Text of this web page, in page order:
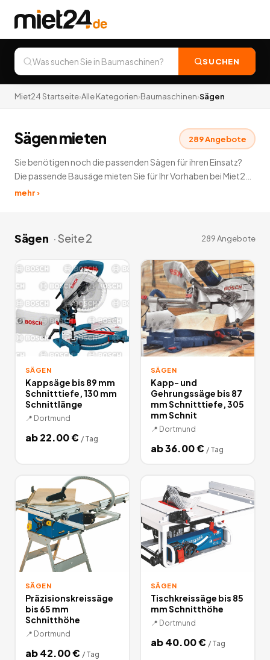
SUCHEN
Miet24 Startseite›Alle Kategorien›Baumaschinen›Sägen
Sägen mieten 289Angebote
Sie benötigen noch die passenden Sägen für ihren Einsatz?
Die passende Bausäge mieten Sie für Ihr Vorhaben bei Miet24.
Wir bieten ihnen ein umfangreiches Angebot aus
Paneelsägen oder beispielsweise Tischsägen leihen.
Angebotedeutschlandweit.
mehr ›
Sägen · Seite2 289Angebote
SÄGEN
Kappsäge bis 89 mm
Schnitttiefe, 130 mm
Schnittlänge
📍 Dortmund
ab22.00€ / Tag
SÄGEN
Kapp- und
Gehrungssäge bis 87
mm Schnitttiefe, 305
mm Schnit
📍 Dortmund
ab36.00€ / Tag
SÄGEN
Präzisionskreissäge
bis 65 mm
Schnitthöhe
📍 Dortmund
ab42.00€ / Tag
SÄGEN
Tischkreissäge bis 85
mm Schnitthöhe
📍 Dortmund
ab40.00€ / Tag